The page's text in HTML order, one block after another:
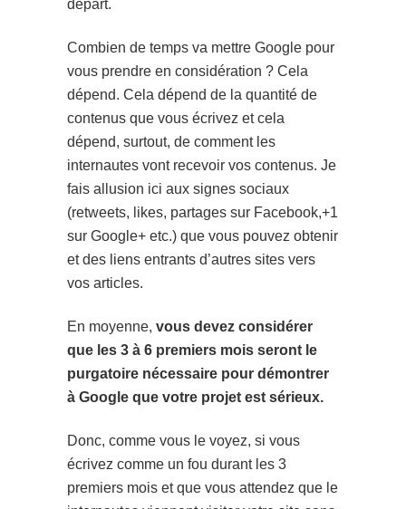
départ.
Combien de temps va mettre Google pour
vous prendre en considération ? Cela
dépend. Cela dépend de la quantité de
contenus que vous écrivez et cela
dépend, surtout, de comment les
internautes vont recevoir vos contenus. Je
fais allusion ici aux signes sociaux
(retweets, likes, partages sur Facebook,+1
sur Google+ etc.) que vous pouvez obtenir
et des liens entrants d’autres sites vers
vos articles.
En moyenne, vous devez considérer
que les 3 à 6 premiers mois seront le
purgatoire nécessaire pour démontrer
à Google que votre projet est sérieux.
Donc, comme vous le voyez, si vous
écrivez comme un fou durant les 3
premiers mois et que vous attendez que le